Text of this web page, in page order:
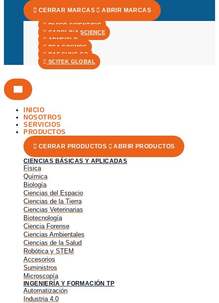
CERRAR MARCAS ABRIR MARCAS
PASCO SCIENTIFIC
CAROLINA SCIENCE
ARMFIELD
RSA COSMOS
DAE SUNG G3
SCITEK GLOBAL
INICIO
NOSOTROS
SERVICIOS
PRODUCTOS
CERRAR PRODUCTOS ABRIR PRODUCTOS
CIENCIAS BÁSICAS Y APLICADAS
Física
Química
Biología
Ciencias del Espacio
Ciencias de la Tierra
Ciencias Veterinarias
Biotecnología
Ciencia Forense
Ciencias Ambientales
Ciencias de la Salud
Robótica y STEM
Accesorios
Suministros
Microscopía
INGENIERÍA Y FORMACIÓN TP
Automatización
Industria 4.0